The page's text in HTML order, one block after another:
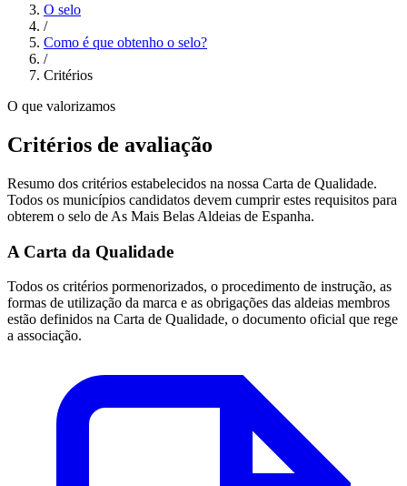
O selo
/
Como é que obtenho o selo?
/
Critérios
O que valorizamos
Critérios de avaliação
Resumo dos critérios estabelecidos na nossa Carta de Qualidade.
Todos os municípios candidatos devem cumprir estes requisitos para
obterem o selo de As Mais Belas Aldeias de Espanha.
A Carta da Qualidade
Todos os critérios pormenorizados, o procedimento de instrução, as
formas de utilização da marca e as obrigações das aldeias membros
estão definidos na Carta de Qualidade, o documento oficial que rege
a associação.